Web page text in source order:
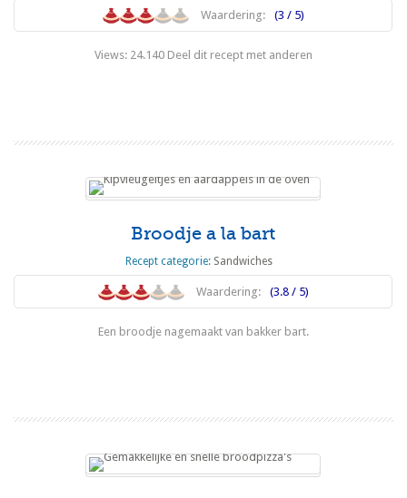
Waardering: (3 / 5)
Views: 24.140 Deel dit recept met anderen
Broodje a la bart
Recept categorie: Sandwiches
Waardering: (3.8 / 5)
Een broodje nagemaakt van bakker bart.